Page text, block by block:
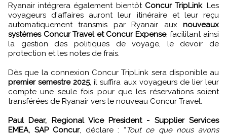
Ryanair intégrera également bientôt Concur TripLink. Les
voyageurs d'affaires auront leur itinéraire et leur reçu
automatiquement transmis par Ryanair aux nouveaux
systèmes Concur Travel et Concur Expense, facilitant ainsi
la gestion des politiques de voyage, le devoir de
protection et les notes de frais.
Dès que la connexion Concur TripLink sera disponible au
premier semestre 2025, il suffira aux voyageurs de lier leur
compte une seule fois pour que les réservations soient
transférées de Ryanair vers le nouveau Concur Travel.
Paul Dear, Regional Vice President - Supplier Services
EMEA, SAP Concur, déclare : “Tout ce que nous avons